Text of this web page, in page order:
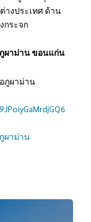
างประเทศ ด้าน
กระจก
ภูผาม่าน ขอนแก่น
ภูผาม่าน
ผาม่าน